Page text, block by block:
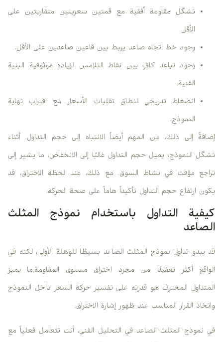
تشكّل مقاومة أفقية مع قمتين سعريتين متقاربتين على
الأقل
وجود خط اتجاه صاعد يربط بين قاعين صاعدين على الأقل.
وجود تباعد كافٍ بين نقاط التلامس لزيادة موثوقية البنية
الفنية.
انضغاط تدريجي لنطاق تقلبات الأسعار مع اقتراب نهاية
النموذج.
إضافةً إلى ذلك، من المهم أيضاً الانتباه إلى حجم التداول. أثناء
تشكّل النموذج، يميل حجم التداول غالبًا إلى الانخفاض، ما يشير إلى
تراجع مؤقت في نشاط السوق. مع ذلك، عند لحظة الاختراق، قد
يكون ارتفاع حجم التداول تأكيداً هاماً على صحة الحركة.
كيفية التداول باستخدام نموذج المثلث
الصاعد
قد يبدو تداول نموذج المثلث الصاعد بسيطًا للوهلة الأولى، لكنه في
الواقع أكثر تعقيدًا من مجرد اختراق مستوى المقاومة.ما يميز
المتداول المحترف هو قدرته على تفسير حركة السعر داخل النموذج
واتخاذ القرار المناسب عند ظهور إشارة الاختراق.
في نموذج المثلث الصاعد في التحليل الفني، أنت تتعامل فعلياً مع